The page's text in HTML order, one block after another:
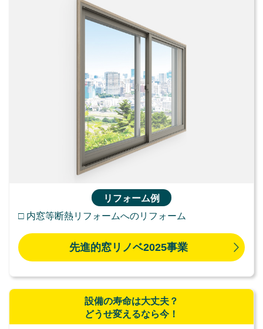
リフォーム例
□ 内窓等断熱リフォームへのリフォーム
先進的窓リノベ2025事業
設備の寿命は大丈夫？
どうせ変えるなら今！